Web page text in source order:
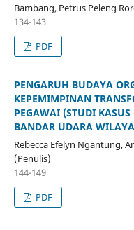
Bambang, Petrus Peleng
134-143
PDF
PENGARUH BUDAYA
KEPEMIMPINAN
PEGAWAI (STUDI
BANDAR UDARA
Rebecca Efelyn Ngantung,
(Penulis)
144-149
PDF